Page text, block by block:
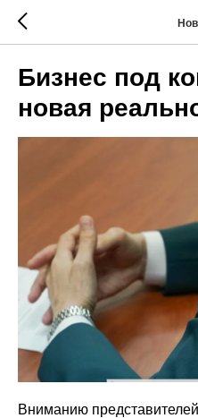
Бизнес под
новая
Вниманию